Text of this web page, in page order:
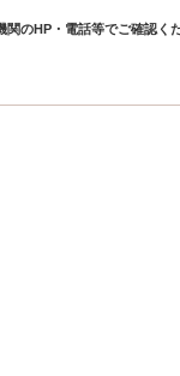
関のHP・電話等でご確認く